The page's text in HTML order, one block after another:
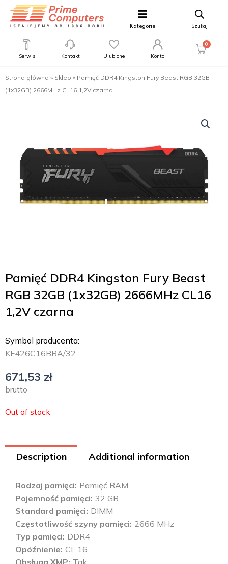
Kategorie Szukaj
Serwis Kontakt Ulubione Konto
0
Strona główna » Sklep » Pamięć DDR4 Kingston Fury Beast RGB 32GB
(1x32GB) 2666MHz CL16 1,2V czarna
Pamięć DDR4 Kingston Fury Beast
RGB 32GB (1x32GB) 2666MHz CL16
1,2V czarna
Symbol producenta:
KF426C16BBA/32
671,53 zł
brutto
Out of stock
Description Additional information
Rodzaj pamięci Pamięć RAM
Pojemność pamięci 32 GB
Standard pamięci DIMM
Częstotliwość szyny pamięci 2666 MHz
Typ pamięci DDR4
Opóźnienie CL 16
Obsługa XMP Tak